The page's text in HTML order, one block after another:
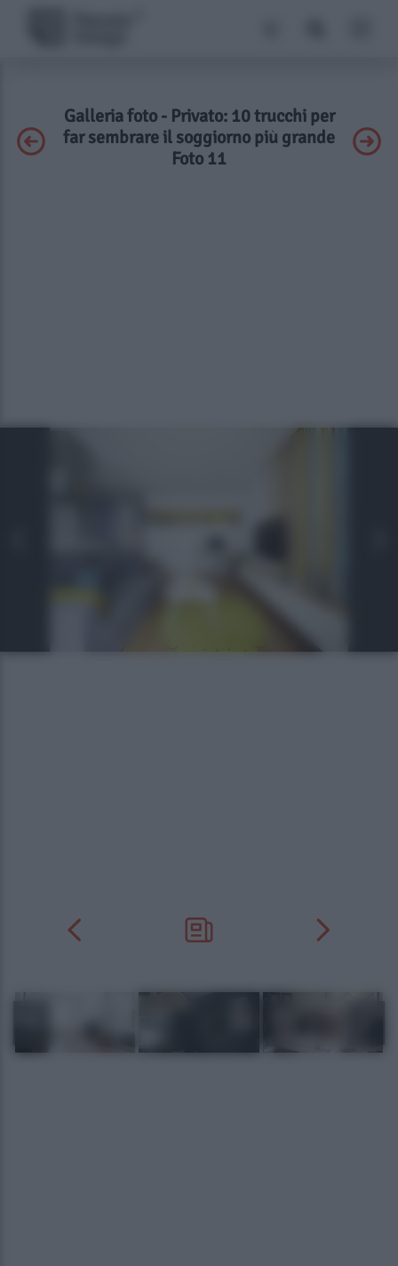
Galleria foto - Privato: 10 trucchi per
far sembrare il soggiorno più grande
Foto 11